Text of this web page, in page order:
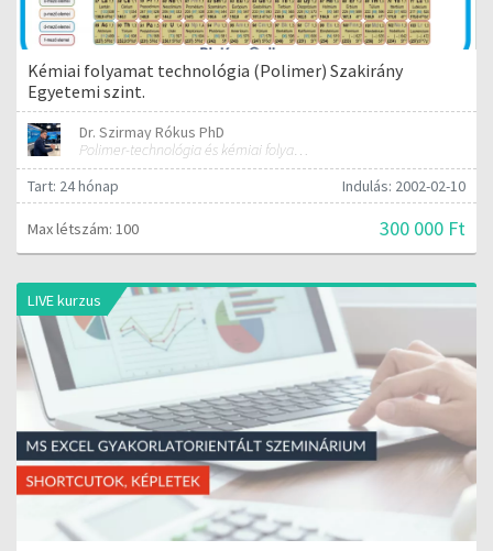
Kémiai folyamat technológia (Polimer) Szakirány
Egyetemi szint.
Dr. Szirmay Rókus PhD
Polimer-technológia és kémiai folyamat-technológia
Tart: 24 hónap
Indulás: 2002-02-10
Max létszám: 100 300 000 Ft
LIVE kurzus